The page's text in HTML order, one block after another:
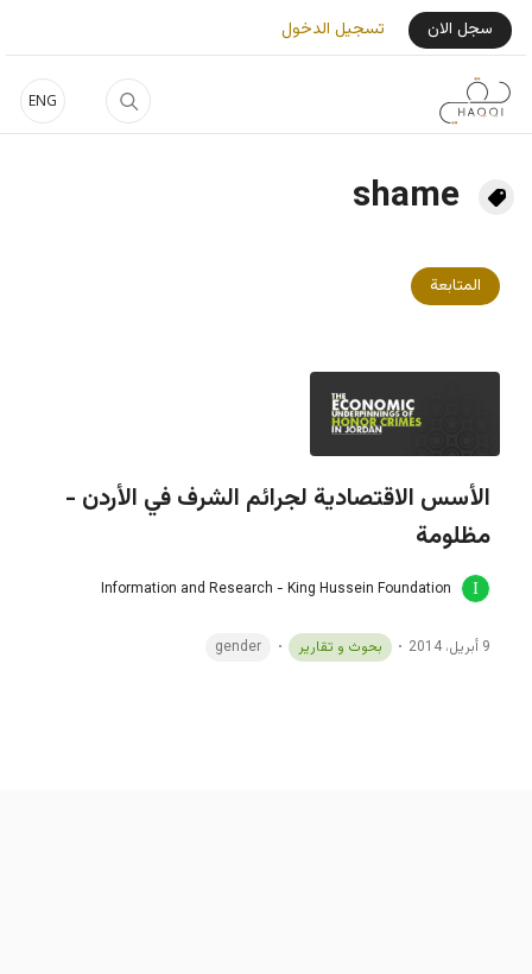
تجاوز إلى المحتوى الرئيسي
ENG
User Login Menu
سجل الان تسجيل الدخول
shame
المتابعة
الأسس الاقتصادية لجرائم الشرف في الأردن -
مظلومة
Information and Research - King Hussein Foundation
9 أبريل، 2014 بحوث و تقارير gender